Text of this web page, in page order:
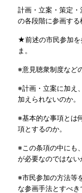
計画・立案・策定・
の各段階に参画する
★前述の市民参加を
ま。
※意見聴衆制度など
※計画・立案に加え
加えられないのか。
※基本的な事項とは
項とするのか。
※この条項の中にも
が必要なのではない
※市民参加の方法等
な参画手法とすべき